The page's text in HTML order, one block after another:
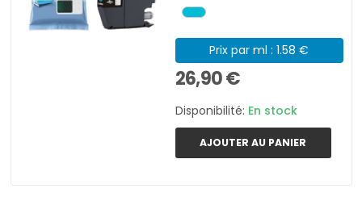
Prix par ml : 1.58 €
26,90 €
Disponibilité: En stock
AJOUTER AU PANIER